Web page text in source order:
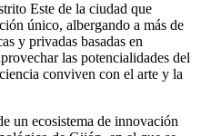
Este de la ciudad que
único, albergando a más de
y privadas basadas en
las potencialidades del
conviven con el arte y la
un ecosistema de innovación